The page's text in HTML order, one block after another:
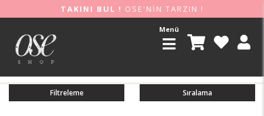
TAKINI BUL ! OSE'NİN TARZIN !
Menü
Filtreleme Sıralama